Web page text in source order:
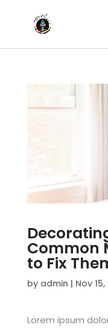
Common
to Fix
by admin | Nov 15,
Lorem ipsum